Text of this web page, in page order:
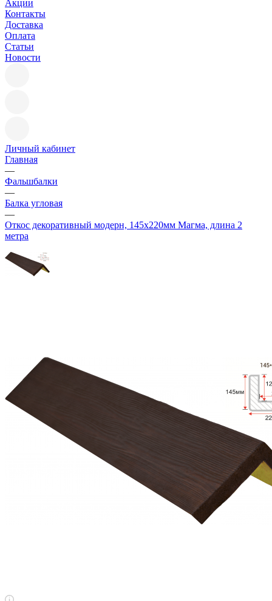
Акции
Контакты
Доставка
Оплата
Статьи
Новости
Личный кабинет
Главная
—
Фальшбалки
—
Балка угловая
—
Откос декоративный модерн, 145х220мм Магма, длина 2
метра